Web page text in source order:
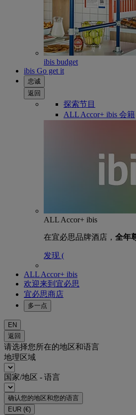
ibis budget
ibis Go get it
忠诚
返回
探索节目
ALL Accor+ ibis 会籍
ALL Accor+ ibis
在宜必思品牌酒店， 全年
发现 (
ALL Accor+ ibis
欢迎来到宜必思
宜必思商店
多一点
EN
返回
请选择您所在的地区和语言
地理区域
国家/地区 - 语言
确认您的地区和您的语言
EUR (€)